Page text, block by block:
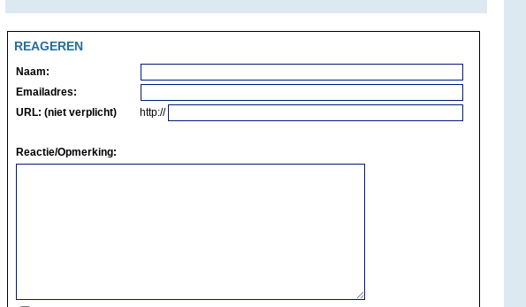
REAGEREN
Naam:
Emailadres:
URL: (niet verplicht)
http://
Reactie/Opmerking: